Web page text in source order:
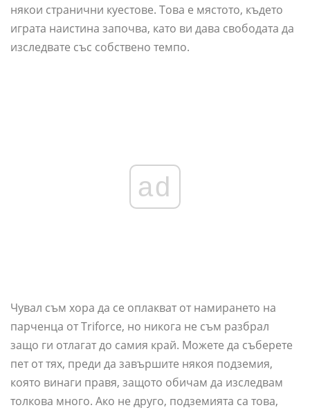
някои странични куестове. Това е мястото, където
играта наистина започва, като ви дава свободата да
изследвате със собствено темпо.
ad
Чувал съм хора да се оплакват от намирането на
парченца от Triforce, но никога не съм разбрал
защо ги отлагат до самия край. Можете да съберете
пет от тях, преди да завършите някоя подземия,
която винаги правя, защото обичам да изследвам
толкова много. Ако не друго, подземията са това,